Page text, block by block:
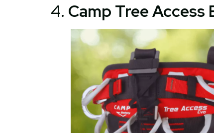
4. Camp Tree Access